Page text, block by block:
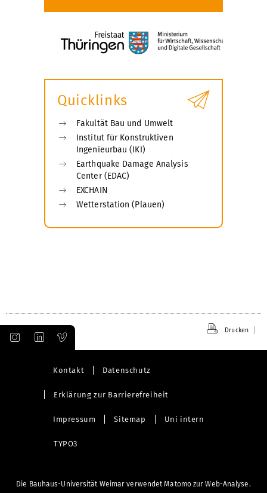
Quicklinks
Fakultät Bau und Umwelt
Institut für Konstruktiven
Ingenieurbau (IKI)
Earthquake Damage Analysis
Center (EDAC)
EXCHAIN
Wetterstation (Plauen)
Drucken
Kontakt Datenschutz
Erklärung zur Barrierefreiheit
Impressum Sitemap Uni intern
TYPO3
Die Bauhaus-Universität Weimar verwendet Matomo zur Web-Analyse.